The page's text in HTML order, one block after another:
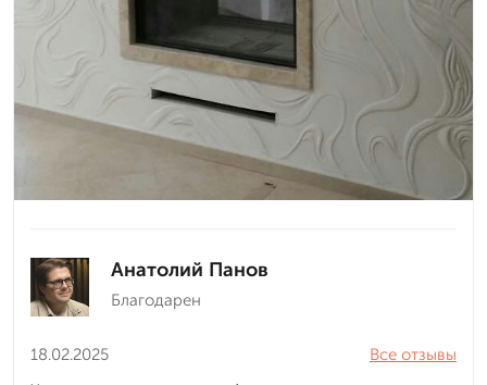
Анатолий Панов
Благодарен
18.02.2025
Все отзывы